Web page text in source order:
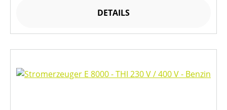
DETAILS